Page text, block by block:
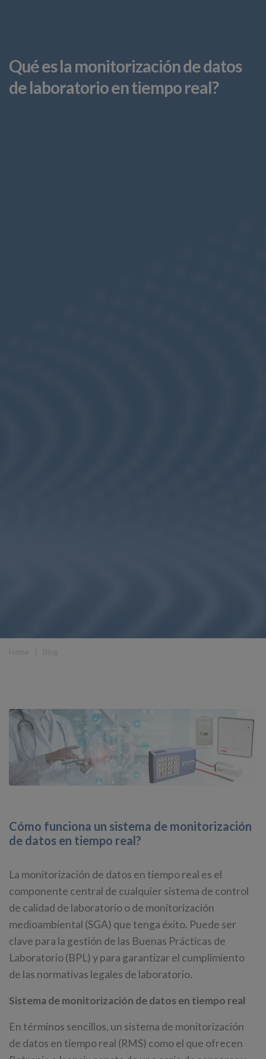
Qué es la monitorización de datos
de laboratorio en tiempo real?
Cómo funciona un sistema de monitorización
de datos en tiempo real?
La monitorización de datos en tiempo real es el
componente central de cualquier sistema de control
de calidad de laboratorio o de monitorización
medioambiental (SGA) que tenga éxito. Puede ser
clave para la gestión de las Buenas Prácticas de
Laboratorio (BPL) y para garantizar el cumplimiento
de las normativas legales de laboratorio.
Sistema de monitorización de datos en tiempo real
En términos sencillos, un sistema de monitorización
de datos en tiempo real (RMS) como el que ofrecen